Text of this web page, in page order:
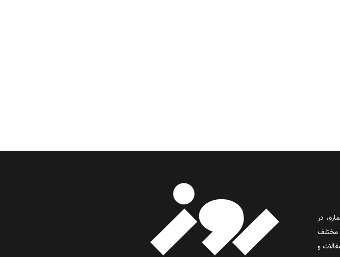
اینترنتی بود که پس از طول ۱۲ سال فعالیت و انتشار ۲۵۰۰ شماره، در
مختلف
و